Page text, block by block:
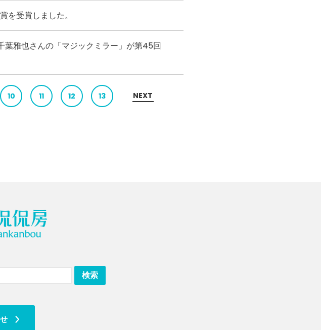
を受賞しました。
葉雅也さんの「マジックミラー」が第45回
NEXT
10 11 12 13